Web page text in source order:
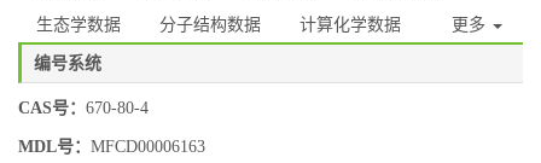
生态学数据
分子结构数据 计算化学数据 更多
编号系统
CAS号： 670-80-4
MDL号： MFCD00006163